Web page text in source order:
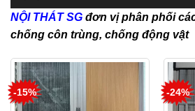
NỘI THÁT SG đơn vị phân phối
chống côn trùng, chống động vật
-15% -24%